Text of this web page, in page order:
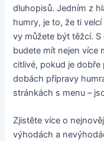
dluhopisů. Jedním z
humry, je to, že ti
vy můžete být těžcí.
budete mít nejen více
citlivé, pokud je dobře
dobách přípravy
stránkách s menu –
Zjistěte více o
výhodách a